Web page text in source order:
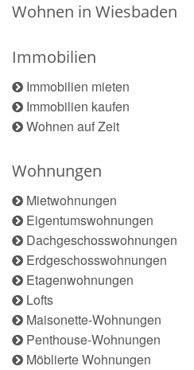
Wohnen in Wiesbaden
Immobilien
Immobilien mieten
Immobilien kaufen
Wohnen auf Zeit
Wohnungen
Mietwohnungen
Eigentumswohnungen
Dachgeschosswohnungen
Erdgeschosswohnungen
Etagenwohnungen
Lofts
Maisonette-Wohnungen
Penthouse-Wohnungen
Möblierte Wohnungen